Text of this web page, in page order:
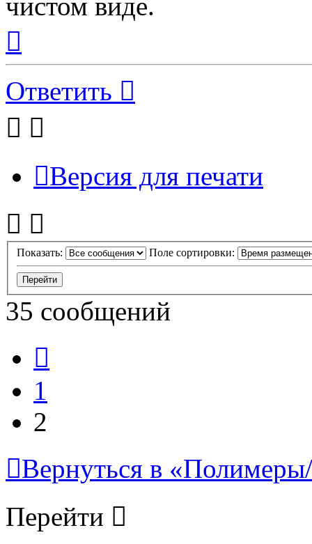
началу
Ответить
Версия для печати
Показать: Поле сортировки:
35 сообщений
1
2
Вернуться в
Перейти